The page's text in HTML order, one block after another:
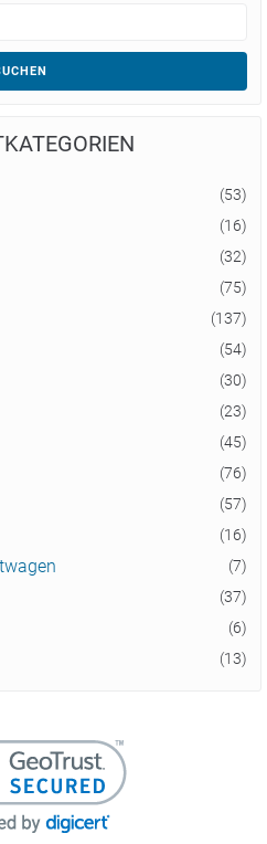
(53)
(16)
(32)
(75)
(137)
(54)
(30)
(23)
(45)
(76)
(57)
(16)
(7)
(37)
(6)
(13)